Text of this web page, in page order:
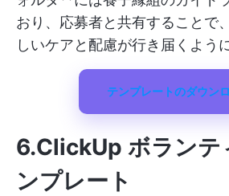
おり、応募者と共有することで
しいケアと配慮が行き届くよう
テンプレートのダウン
6.ClickUp ボランテ
ンプレート